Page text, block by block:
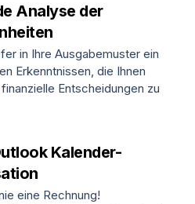
Analyse der
in Ihre Ausgabemuster ein
Erkenntnissen, die Ihnen
Entscheidungen zu
Kalender-
eine Rechnung!